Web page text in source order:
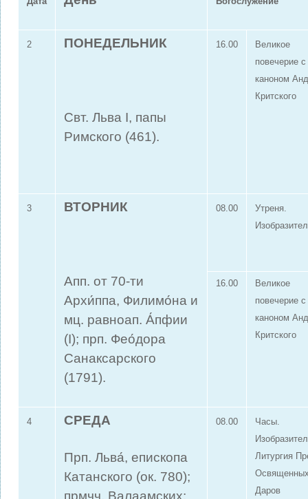
2 ПОНЕДЕЛЬНИК
Свт. Льва I, папы
Римского (461).
16.00
Великое
повечерие с
каноном
Критского
3 ВТОРНИК
Апп. от 70-ти
Архи́ппа, Филимо́на и
мц. равноап. А́пфии
(I); прп. Фео́дора
Санаксарского
(1791).
08.00
Утреня.
16.00
Великое
повечерие с
каноном
Критского
4 СРЕДА
Прп. Льва́, епископа
Катанского (ок. 780);
прмчч. Валаамских:
08.00
Часы.
Литургия
Даров